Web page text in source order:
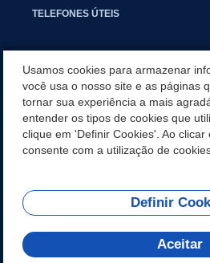
TELEFONES ÚTEIS
NOTÍCIAS
APLICATIVO
REDES SOCIAIS
Usamos cookies para armazenar
você usa o nosso site e as páginas
tornar sua experiência a mais
entender os tipos de cookies que
clique em 'Definir Cookies'. Ao clicar
consente com a utilização de
Definir
Aceitar